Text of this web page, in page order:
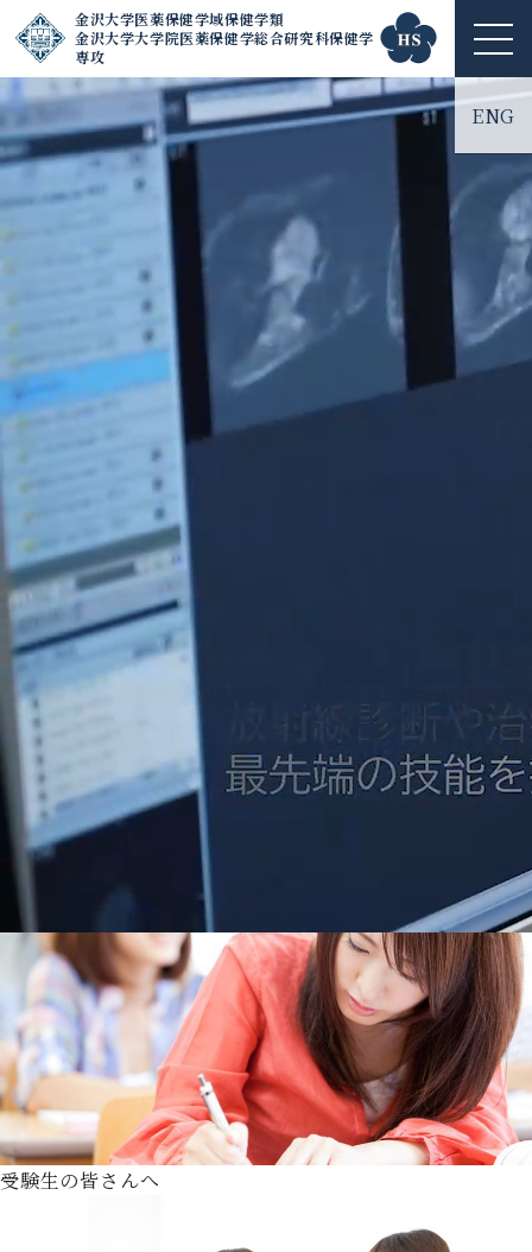
金沢大学医薬保健学域保健学類
金沢大学大学院医薬保健学総合研究科保健学
専攻
ME
NU
ENG
受験生の皆さんへ